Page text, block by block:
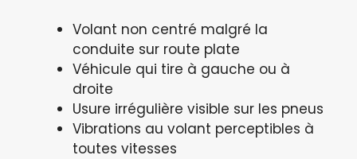
Volant non centré malgré la
conduite sur route plate
Véhicule qui tire à gauche ou à
droite
Usure irrégulière visible sur les pneus
Vibrations au volant perceptibles à
toutes vitesses